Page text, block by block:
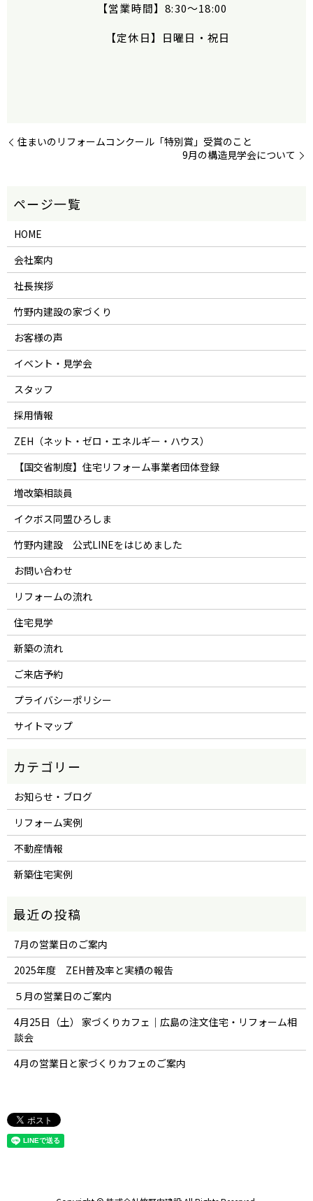
【営業時間】8:30〜18:00
【定休日】日曜日・祝日
住まいのリフォームコンクール「特別賞」受賞のこと
9月の構造見学会について
HOME
会社案内
社長挨拶
竹野内建設の家づくり
お客様の声
イベント・見学会
スタッフ
採用情報
ZEH（ネット・ゼロ・エネルギー・ハウス）
【国交省制度】住宅リフォーム事業者団体登録
増改築相談員
イクボス同盟ひろしま
竹野内建設 公式LINEをはじめました
お問い合わせ
リフォームの流れ
住宅見学
新築の流れ
ご来店予約
プライバシーポリシー
サイトマップ
お知らせ・ブログ
リフォーム実例
不動産情報
新築住宅実例
7月の営業日のご案内
2025年度 ZEH普及率と実績の報告
５月の営業日のご案内
4月25日（土） 家づくりカフェ｜広島の注文住宅・リフォーム相
談会
4月の営業日と家づくりカフェのご案内